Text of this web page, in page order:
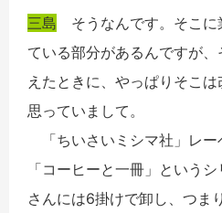
三島 そうなんです。そこに
ている部分があるんですが
えたときに、やっぱりそこ
思っていまして。
「ちいさいミシマ社」レー
「コーヒーと一冊」という
さんには6掛けで卸し、つま